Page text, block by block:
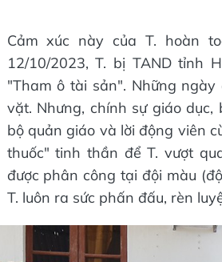
Cảm xúc này của T. hoàn
12/10/2023, T. bị TAND tỉnh
"Tham ô tài sản". Những
vặt. Nhưng, chính sự giáo
bộ quản giáo và lời động viên
thuốc" tinh thần để T. vượt
được phân công tại đội màu
T. luôn ra sức phấn đấu, rèn